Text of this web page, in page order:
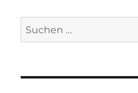
Suchen
nach: